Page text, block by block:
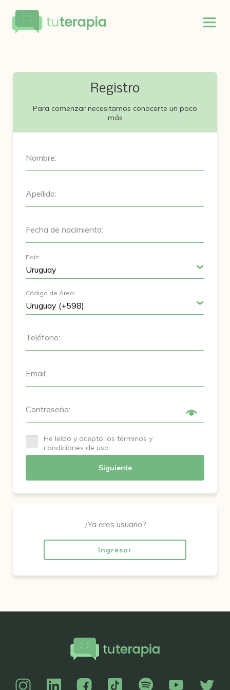
Registro
Para comenzar necesitamos conocerte un poco
más
Nombre:
Apellido:
Fecha de nacimiento:
País:
Código de Área:
Teléfono:
Email:
Contraseña:
He leído y acepto los términos y
condiciones de uso
Siguiente
¿Ya eres usuario?
Ingresar